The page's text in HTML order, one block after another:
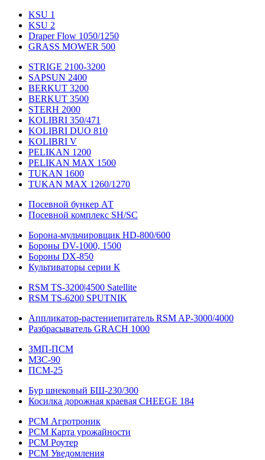
KSU 1
KSU 2
Draper Flow 1050/1250
GRASS MOWER 500
STRIGE 2100-3200
SAPSUN 2400
BERKUT 3200
BERKUT 3500
STERH 2000
KOLIBRI 350/471
KOLIBRI DUO 810
KOLIBRI V
PELIKAN 1200
PELIKAN MAX 1500
TUKAN 1600
TUKAN MAX 1260/1270
Посевной бункер АТ
Посевной комплекс SH/SC
Борона-мульчировщик HD-800/600
Бороны DV-1000, 1500
Бороны DX-850
Культиваторы серии К
RSM TS-3200|4500 Satellite
RSM TS-6200 SPUTNIK
Аппликатор-растениепитатель RSM AP-3000/4000
Разбрасыватель GRACH 1000
ЗМП-ПСМ
МЗС-90
ПСМ-25
Бур шнековый БШ-230/300
Косилка дорожная краевая CHEEGE 184
РСМ Агротроник
РСМ Карта урожайности
РСМ Роутер
РСМ Уведомления